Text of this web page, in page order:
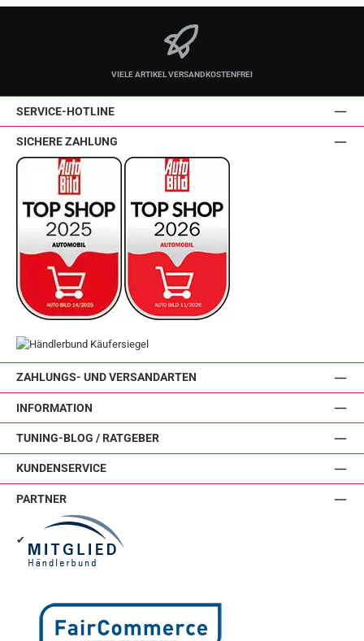
VIELE ARTIKEL VERSANDKOSTENFREI
SERVICE-HOTLINE
ZAHLUNGS- UND VERSANDARTEN
INFORMATION
TUNING-BLOG / RATGEBER
KUNDENSERVICE
SICHERE ZAHLUNG
PARTNER
✔